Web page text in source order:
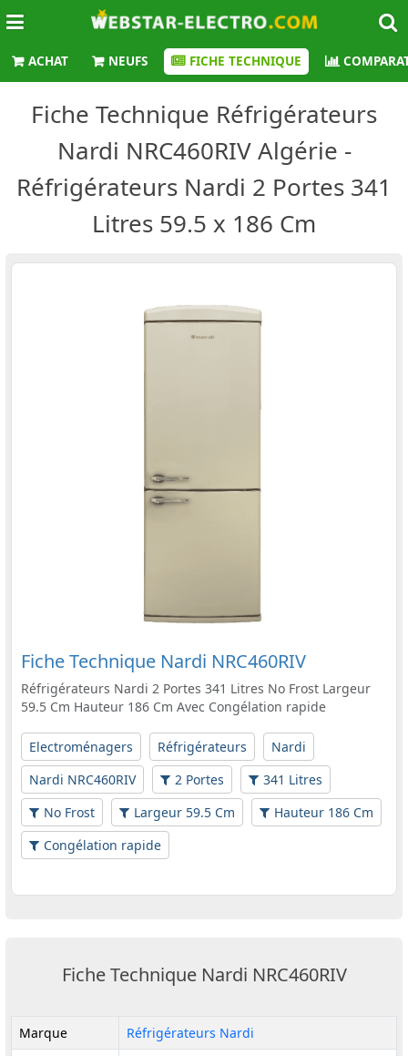
ACHAT NEUFS FICHE TECHNIQUE
Fiche Technique Réfrigérateurs
Nardi NRC460RIV Algérie -
Réfrigérateurs Nardi 2 Portes 341
Litres 59.5 x 186 Cm
Fiche Technique Nardi NRC460RIV
Réfrigérateurs Nardi 2 Portes 341 Litres No Frost Largeur
59.5 Cm Hauteur 186 Cm Avec Congélation rapide
Electroménagers Réfrigérateurs
Nardi
Nardi NRC460RIV
2 Portes
341 Litres
No Frost
Largeur 59.5 Cm
Hauteur 186 Cm
Congélation rapide
Fiche Technique Nardi NRC460RIV
Marque
Réfrigérateurs Nardi